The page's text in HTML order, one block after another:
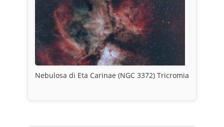
Nebulosa di Eta Carinae (NGC 3372) Tricromia